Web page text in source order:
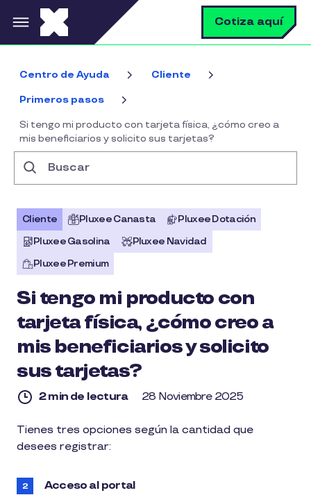
Pasar al contenido principal Cotiza aquí
Centro de Ayuda Cliente
Primeros pasos
Si tengo mi producto con tarjeta física, ¿cómo creo a
mis beneficiarios y solicito sus tarjetas?
Cliente Pluxee Canasta
Pluxee Dotación
Pluxee Gasolina
Pluxee Navidad
Pluxee Premium
Si tengo mi producto con
tarjeta física, ¿cómo creo a
mis beneficiarios y solicito
sus tarjetas?
2 min de lectura 28 Noviembre 2025
2
de
Tienes tres opciones según la cantidad que
desees registrar:
Acceso al portal